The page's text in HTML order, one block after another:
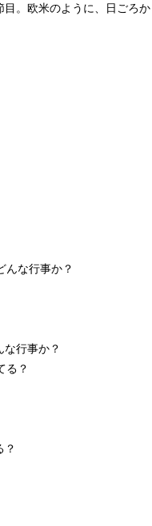
。欧米のように、日ごろ
行事か？
？